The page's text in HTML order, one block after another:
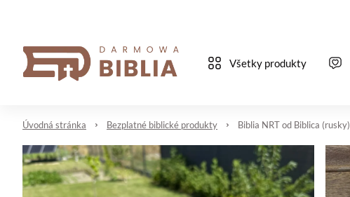
Všetky produkty
Úvodná stránka Bezplatné biblické produkty Biblia NRT od Biblica (rusky)